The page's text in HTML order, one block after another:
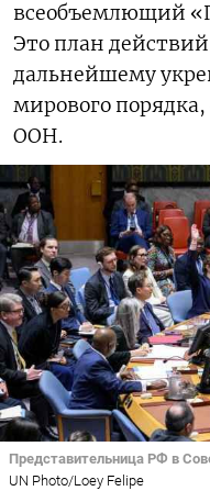
всеобъемлющий
Это план
дальнейшему
мирового порядка,
ООН.
Представительница РФ в
UN Photo/Loey Felipe